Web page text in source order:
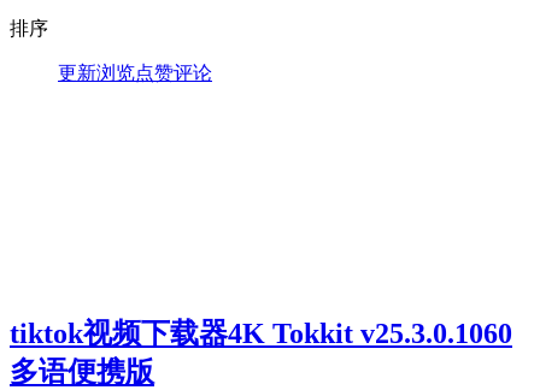
排序
更新浏览点赞评论
tiktok视频下载器4K Tokkit v25.3.0.1060
多语便携版